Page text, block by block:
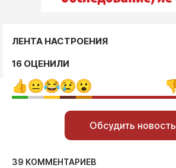
ЛЕНТА НАСТРОЕНИЯ
16 ОЦЕНИЛИ
Обсудить новость
39 КОММЕНТАРИЕВ